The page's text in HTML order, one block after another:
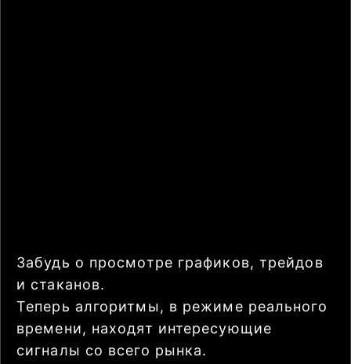
Забудь о просмотре графиков, трейдов
и стаканов.
Теперь алгоритмы, в режиме реального
времени, находят интересующие
сигналы со всего рынка.